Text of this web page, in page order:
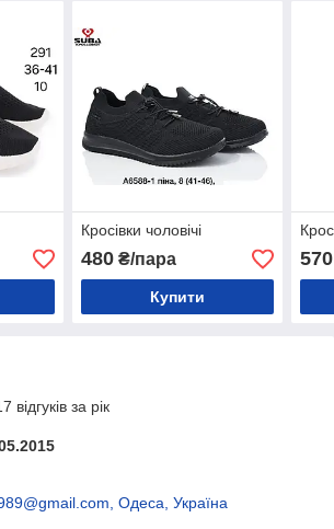
Кросівки чоловічі
480₴/пара
Купити
570
за рік
Одеса, Україна